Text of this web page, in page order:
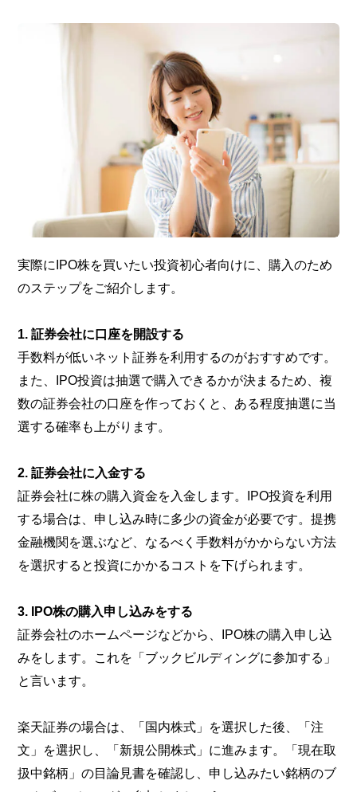
実際にIPO株を買いたい投資初心者向けに、購入のため
のステップをご紹介します。
1. 証券会社に口座を開設する
手数料が低いネット証券を利用するのがおすすめです。
また、IPO投資は抽選で購入できるかが決まるため、複
数の証券会社の口座を作っておくと、ある程度抽選に当
選する確率も上がります。
2. 証券会社に入金する
証券会社に株の購入資金を入金します。IPO投資を利用
する場合は、申し込み時に多少の資金が必要です。提携
金融機関を選ぶなど、なるべく手数料がかからない方法
を選択すると投資にかかるコストを下げられます。
3. IPO株の購入申し込みをする
証券会社のホームページなどから、IPO株の購入申し込
みをします。これを「ブックビルディングに参加する」
と言います。
楽天証券の場合は、「国内株式」を選択した後、「注
文」を選択し、「新規公開株式」に進みます。「現在取
扱中銘柄」の目論見書を確認し、申し込みたい銘柄のブ